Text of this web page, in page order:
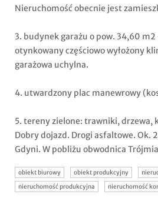
Nieruchomość obecnie jest
3. budynek garażu o pow. 34,60
otynkowany częściowo wyłożony
garażowa uchylna.
4. utwardzony plac manewrowy
5. tereny zielone: trawniki, drzewa,
Dobry dojazd. Drogi asfaltowe. Ok.
Gdyni. W pobliżu obwodnica
obiekt biurowy obiekt produkcyjny
nieruchomość produkcyjna
nieruchomość